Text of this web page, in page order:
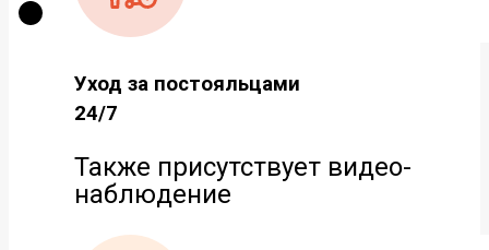
Уход за постояльцами
24/7
Также присутствует видео-
наблюдение